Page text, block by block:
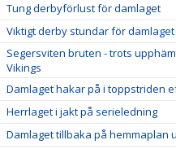
Tung derbyförlust för damlaget
Viktigt derby stundar för damlaget
Segersviten bruten - trots
Vikings
Damlaget hakar på i toppstriden
Herrlaget i jakt på serieledning
Damlaget tillbaka på hemmaplan